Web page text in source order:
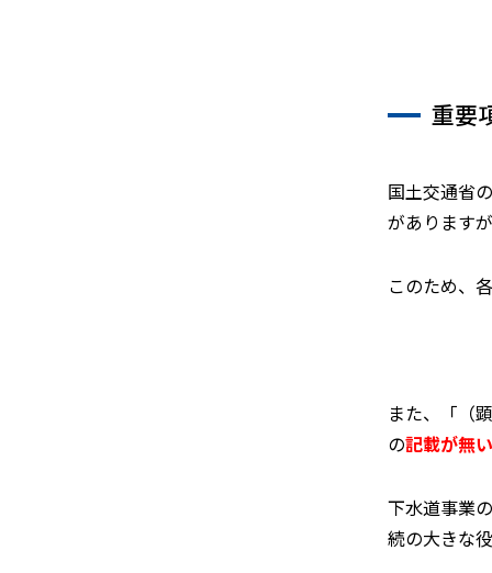
重要
国土交通省
があります
このため、
また、「（
の記載が無
下水道事業
続の大きな